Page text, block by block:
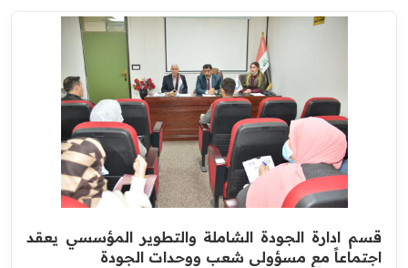
قسم ادارة الجودة الشاملة والتطوير المؤسسي ‏يعقد
اجتماعاً مع مسؤولي شعب ووحدات ‏الجودة